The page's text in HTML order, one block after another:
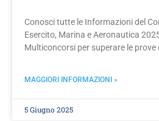
Conosci tutte le Informazioni del
Esercito, Marina e Aeronautica
Multiconcorsi per superare le prove
MAGGIORI INFORMAZIONI »
5 Giugno 2025